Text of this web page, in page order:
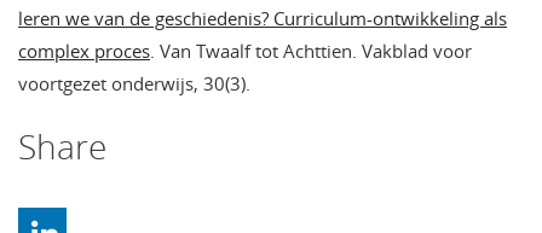
leren we van de geschiedenis? Curriculum-ontwikkeling als
complex proces. Van Twaalf tot Achttien. Vakblad voor
voortgezet onderwijs, 30(3).
Share